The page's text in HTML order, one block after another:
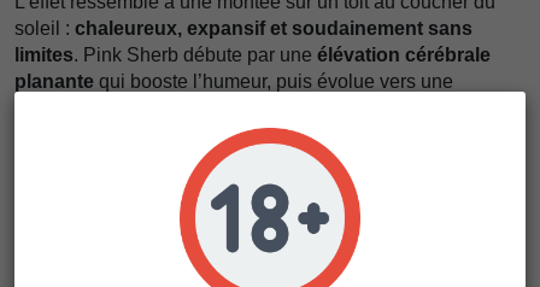
soleil : chaleureux, expansif et soudainement sans
limites. Pink Sherb débute par une élévation cérébrale
planante qui booste l’humeur, puis évolue vers une
À l’inhalation, c’est comme croquer un bonbon crémeux
aux baies saupoudré de sherb sucré . À l’expiration, un
nuage dense et parfumépersiste dans l’air et sur le palais,